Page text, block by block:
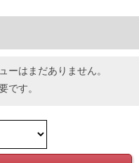
ーはまだありません。
です。